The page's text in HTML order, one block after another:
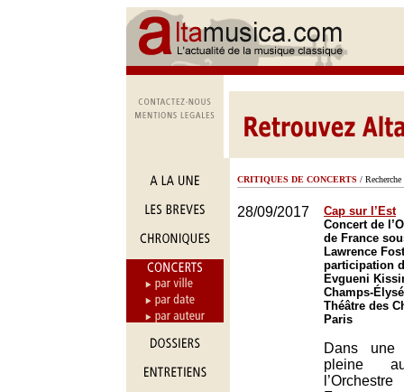
CRITIQUES DE CONCERTS / Recherche
28/09/2017
Cap sur l’Est
Concert de
de France
Lawrence
participation
Evgueni
Champs-
Théâtre des
Paris
Dans
pleine